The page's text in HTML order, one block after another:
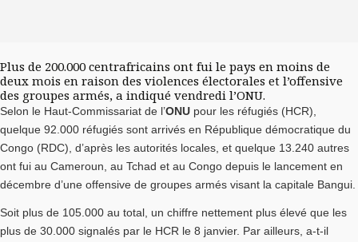
Plus de 200.000 centrafricains ont fui le pays en moins de
deux mois en raison des violences électorales et l’offensive
des groupes armés, a indiqué vendredi l’ONU.
Selon le Haut-Commissariat de l’ONU pour les réfugiés (HCR),
quelque 92.000 réfugiés sont arrivés en République démocratique du
Congo (RDC), d’après les autorités locales, et quelque 13.240 autres
ont fui au Cameroun, au Tchad et au Congo depuis le lancement en
décembre d’une offensive de groupes armés visant la capitale Bangui.
Soit plus de 105.000 au total, un chiffre nettement plus élevé que les
plus de 30.000 signalés par le HCR le 8 janvier. Par ailleurs, a-t-il